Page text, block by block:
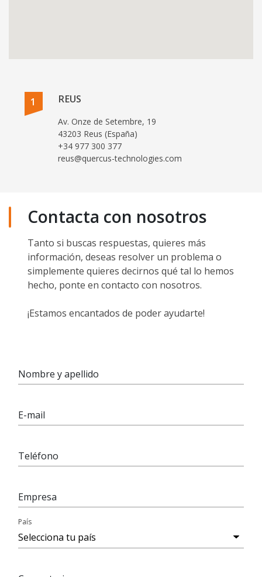
1 REUS
Av. Onze de Setembre, 19
43203 Reus (España)
+34 977 300 377
reus@quercus-technologies.com
Contacta con nosotros
Tanto si buscas respuestas, quieres más
información, deseas resolver un problema o
simplemente quieres decirnos qué tal lo hemos
hecho, ponte en contacto con nosotros.
¡Estamos encantados de poder ayudarte!
Nombre y apellido
E-mail
Teléfono
Empresa
País